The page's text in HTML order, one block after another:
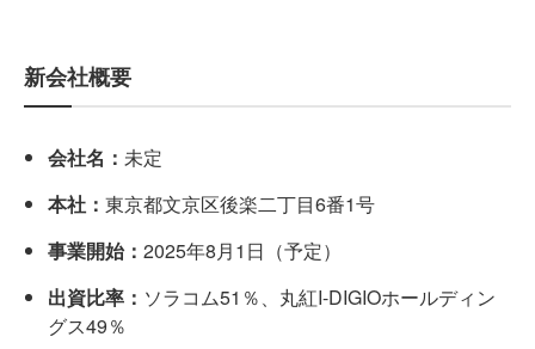
新会社概要
会社名： 未定
本社： 東京都文京区後楽二丁目6番1号
事業開始： 2025年8月1日（予定）
出資比率： ソラコム51％、丸紅I-DIGIOホールディン
グス49％